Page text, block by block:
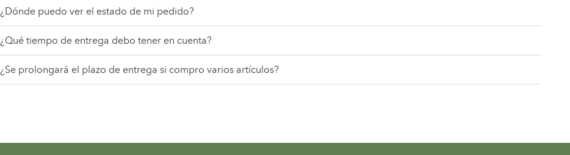
¿Dónde puedo ver el estado de mi pedido?
¿Qué tiempo de entrega debo tener en cuenta?
¿Se prolongará el plazo de entrega si compro varios artículos?